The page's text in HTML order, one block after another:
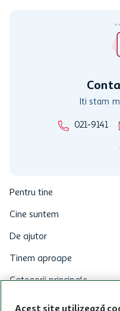
activitati in afara celor
nu raspunde pentru
care aceste este suspendat
Iti stam
021-9141
Pentru tine
Cine suntem
De ajutor
Tinem aproape
Categorii principale
Intra acum